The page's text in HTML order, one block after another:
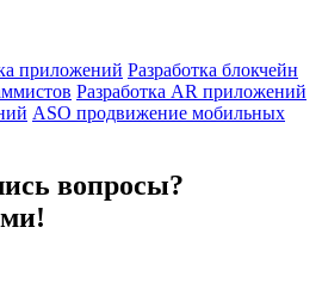
приложений Разработка блокчейн
Разработка AR приложений
ASO продвижение мобильных
вопросы?